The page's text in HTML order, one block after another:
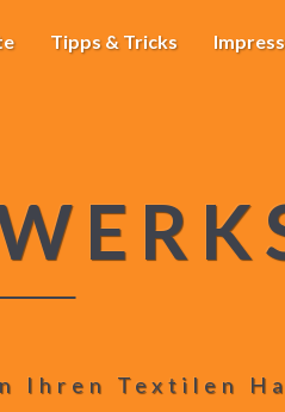
Tipps & Tricks
Ihren Textilen